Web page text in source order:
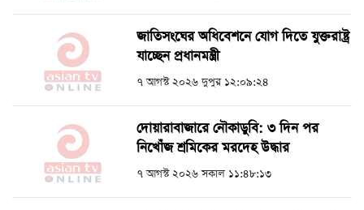
জাতিসংঘের অধিবেশনে যোগ দিতে যুক্তরাষ্ট্র
যাচ্ছেন প্রধানমন্ত্রী
৭ আগস্ট ২০২৬ দুপুর ১২:০৯:২৪
দোয়ারাবাজারে নৌকাডুবি: ৩ দিন পর
নিখোঁজ শ্রমিকের মরদেহ উদ্ধার
৭ আগস্ট ২০২৬ সকাল ১১:৪৮:১৩